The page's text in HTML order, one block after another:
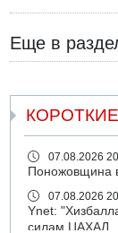
Еще в
07.08.2026
Поножовщина
07.08.2026
Ynet:
силам ЦАХАЛ